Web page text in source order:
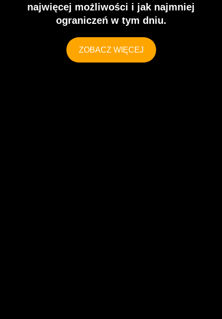
Powiedz "TAK", żeby
wszyscy słyszeli!
najwięcej możliwości i jak najmniej
ograniczeń w tym dniu.
ZOBACZ WIĘCEJ